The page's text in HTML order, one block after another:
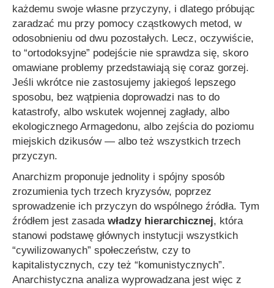
każdemu swoje własne przyczyny, i dlatego próbując
zaradzać mu przy pomocy cząstkowych metod, w
odosobnieniu od dwu pozostałych. Lecz, oczywiście,
to “ortodoksyjne” podejście nie sprawdza się, skoro
omawiane problemy przedstawiają się coraz gorzej.
Jeśli wkrótce nie zastosujemy jakiegoś lepszego
sposobu, bez wątpienia doprowadzi nas to do
katastrofy, albo wskutek wojennej zagłady, albo
ekologicznego Armagedonu, albo zejścia do poziomu
miejskich dzikusów — albo też wszystkich trzech
przyczyn.
Anarchizm proponuje jednolity i spójny sposób
zrozumienia tych trzech kryzysów, poprzez
sprowadzenie ich przyczyn do wspólnego źródła. Tym
źródłem jest zasada władzy hierarchicznej, która
stanowi podstawę głównych instytucji wszystkich
“cywilizowanych” społeczeństw, czy to
kapitalistycznych, czy też “komunistycznych”.
Anarchistyczna analiza wyprowadzana jest więc z